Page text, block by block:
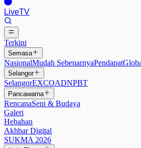
LiveTV
Terkini
Semasa
NasionalMudah SebenarnyaPendapat
Selangor
SelangorEXCOADNPBT
Pancawarna
RencanaSeni & Budaya
Galeri
Hebahan
Akhbar Digital
SUKMA 2026